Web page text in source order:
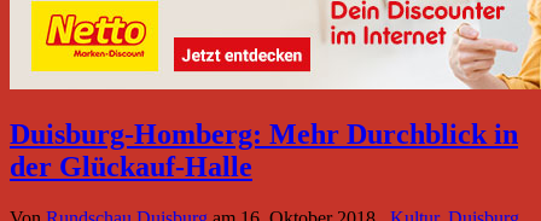
Duisburg-Homberg: Mehr Durchblick in
der Glückauf-Halle